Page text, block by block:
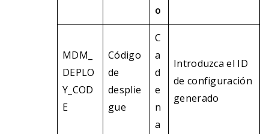
o
MDM_
DEPLO
Y_COD
E
Código
de
desplie
gue
C
a
d
e
n
a
Introduzca el ID
de configuración
generado